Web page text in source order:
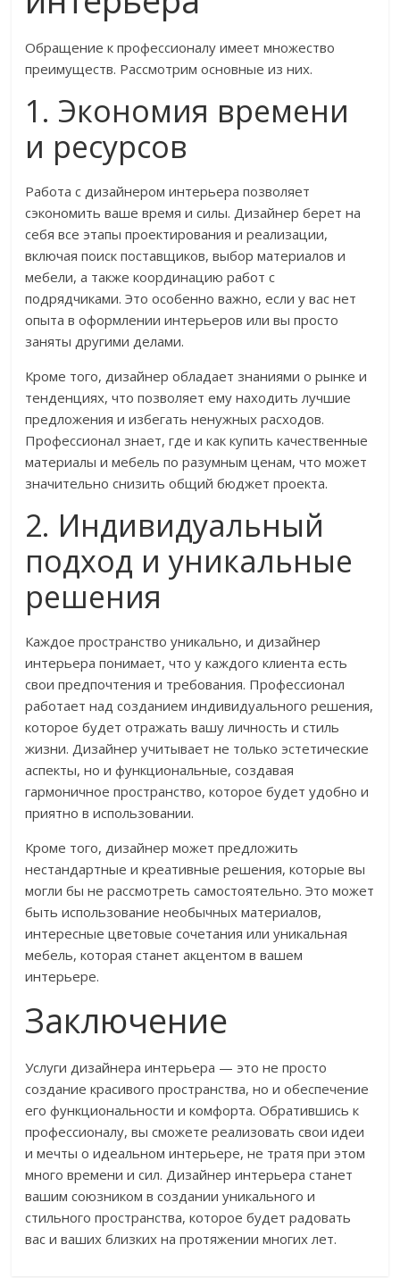
Обращение к профессионалу имеет множество
преимуществ. Рассмотрим основные из них.
1. Экономия времени
и ресурсов
Работа с дизайнером интерьера позволяет
сэкономить ваше время и силы. Дизайнер берет на
себя все этапы проектирования и реализации,
включая поиск поставщиков, выбор материалов и
мебели, а также координацию работ с
подрядчиками. Это особенно важно, если у вас нет
опыта в оформлении интерьеров или вы просто
заняты другими делами.
Кроме того, дизайнер обладает знаниями о рынке и
тенденциях, что позволяет ему находить лучшие
предложения и избегать ненужных расходов.
Профессионал знает, где и как купить качественные
материалы и мебель по разумным ценам, что может
значительно снизить общий бюджет проекта.
2. Индивидуальный
подход и уникальные
решения
Каждое пространство уникально, и дизайнер
интерьера понимает, что у каждого клиента есть
свои предпочтения и требования. Профессионал
работает над созданием индивидуального решения,
которое будет отражать вашу личность и стиль
жизни. Дизайнер учитывает не только эстетические
аспекты, но и функциональные, создавая
гармоничное пространство, которое будет удобно и
приятно в использовании.
Кроме того, дизайнер может предложить
нестандартные и креативные решения, которые вы
могли бы не рассмотреть самостоятельно. Это может
быть использование необычных материалов,
интересные цветовые сочетания или уникальная
мебель, которая станет акцентом в вашем
интерьере.
Заключение
Услуги дизайнера интерьера — это не просто
создание красивого пространства, но и обеспечение
его функциональности и комфорта. Обратившись к
профессионалу, вы сможете реализовать свои идеи
и мечты о идеальном интерьере, не тратя при этом
много времени и сил. Дизайнер интерьера станет
вашим союзником в создании уникального и
стильного пространства, которое будет радовать
вас и ваших близких на протяжении многих лет.